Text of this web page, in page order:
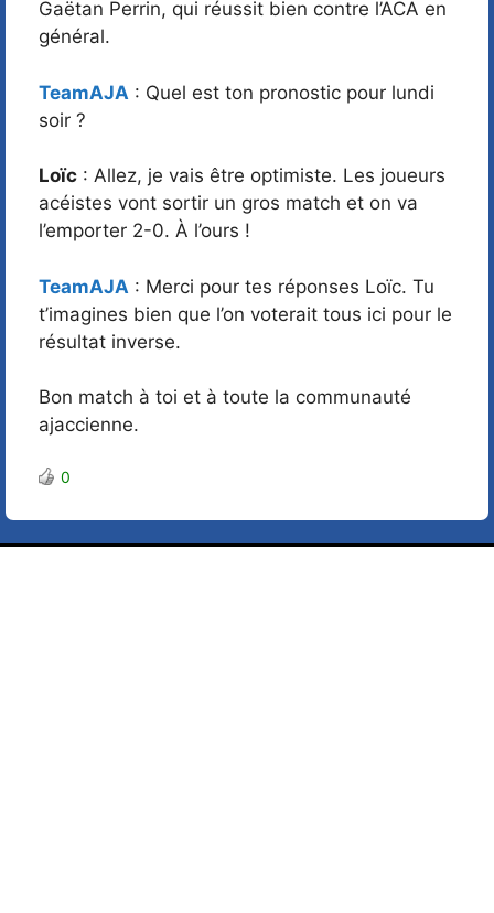
Gaëtan Perrin, qui réussit bien contre l’ACA en
général.
TeamAJA : Quel est ton pronostic pour lundi
soir ?
Loïc : Allez, je vais être optimiste. Les joueurs
acéistes vont sortir un gros match et on va
l’emporter 2-0. À l’ours !
TeamAJA : Merci pour tes réponses Loïc. Tu
t’imagines bien que l’on voterait tous ici pour le
résultat inverse.
Bon match à toi et à toute la communauté
ajaccienne.
0